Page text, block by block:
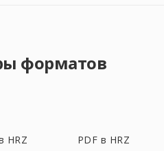
форматов
HRZ PDF в HRZ